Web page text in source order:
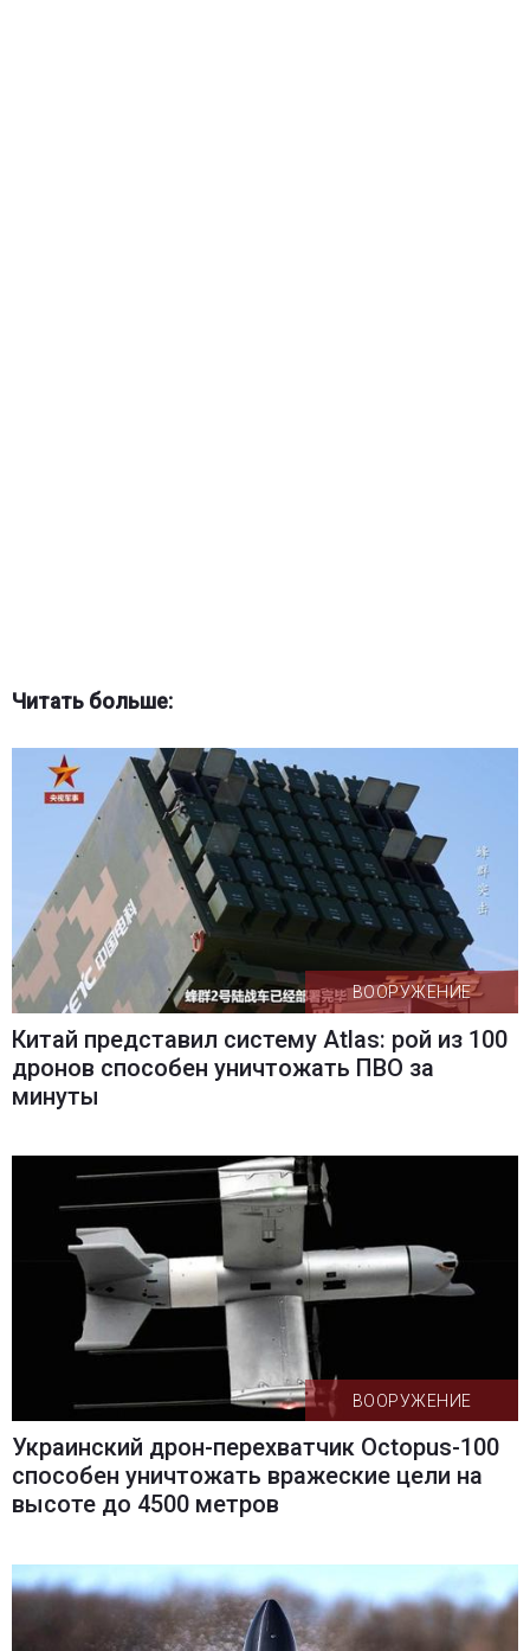
Читать больше:
ВООРУЖЕНИЕ
Китай представил систему Atlas: рой из 100
дронов способен уничтожать ПВО за
минуты
ВООРУЖЕНИЕ
Украинский дрон-перехватчик Octopus-100
способен уничтожать вражеские цели на
высоте до 4500 метров